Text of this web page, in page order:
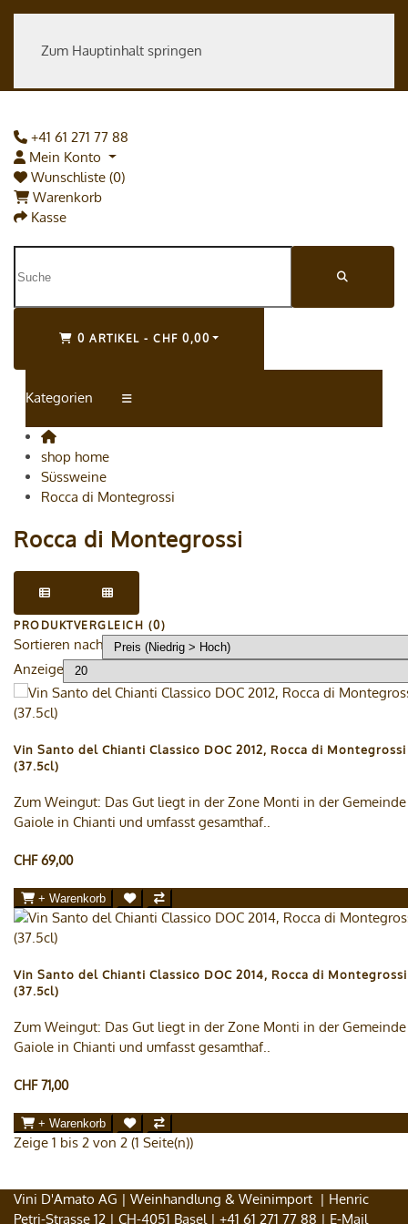
Zum Hauptinhalt springen
+41 61 271 77 88
Mein Konto
Wunschliste (0)
Warenkorb
Kasse
0 ARTIKEL - CHF 0,00
Kategorien
shop home
Süssweine
Rocca di Montegrossi
Rocca di Montegrossi
PRODUKTVERGLEICH (0)
Sortieren nach
Anzeige
Vin Santo del Chianti Classico DOC 2012, Rocca di Montegrossi
(37.5cl)
Zum Weingut: Das Gut liegt in der Zone Monti in der Gemeinde
Gaiole in Chianti und umfasst gesamthaf..
CHF 69,00
+ Warenkorb
Vin Santo del Chianti Classico DOC 2014, Rocca di Montegrossi
(37.5cl)
Zum Weingut: Das Gut liegt in der Zone Monti in der Gemeinde
Gaiole in Chianti und umfasst gesamthaf..
CHF 71,00
+ Warenkorb
Zeige 1 bis 2 von 2 (1 Seite(n))
Vini D'Amato AG | Weinhandlung & Weinimport | Henric
Petri-Strasse 12 | CH-4051 Basel | +41 61 271 77 88 | E-Mail